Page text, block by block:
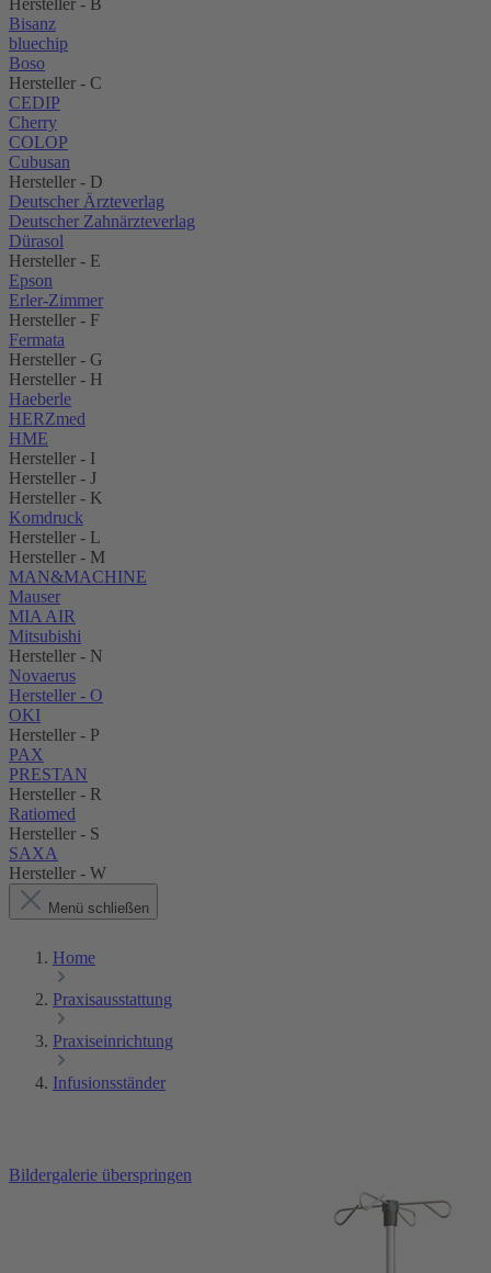
Hersteller - B
Bisanz
bluechip
Boso
Hersteller - C
CEDIP
Cherry
COLOP
Cubusan
Hersteller - D
Deutscher Ärzteverlag
Deutscher Zahnärzteverlag
Dürasol
Hersteller - E
Epson
Erler-Zimmer
Hersteller - F
Fermata
Hersteller - G
Hersteller - H
Haeberle
HERZmed
HME
Hersteller - I
Hersteller - J
Hersteller - K
Komdruck
Hersteller - L
Hersteller - M
MAN&MACHINE
Mauser
MIA AIR
Mitsubishi
Hersteller - N
Novaerus
Hersteller - O
OKI
Hersteller - P
PAX
PRESTAN
Hersteller - R
Ratiomed
Hersteller - S
SAXA
Hersteller - W
Menü schließen
Home
Praxisausstattung
Praxiseinrichtung
Infusionsständer
Bildergalerie überspringen